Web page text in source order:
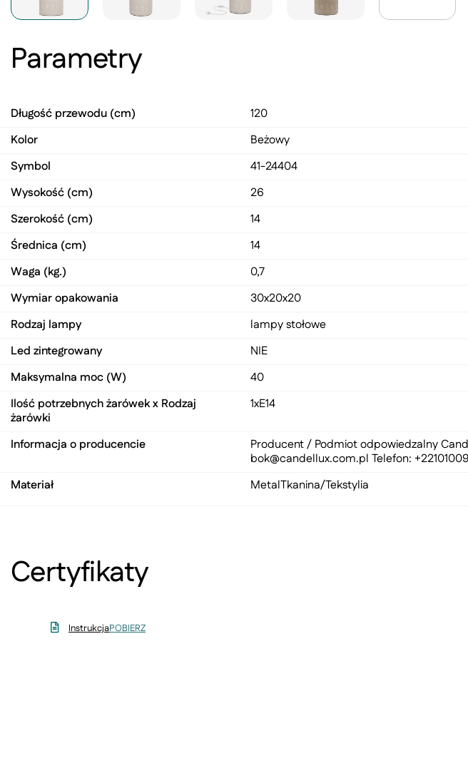
Parametry
Długość przewodu (cm)
120
Kolor
Beżowy
Symbol
41-24404
Wysokość (cm)
26
Szerokość (cm)
14
Średnica (cm)
14
Waga (kg.)
0,7
Wymiar opakowania
30x20x20
Rodzaj lampy
lampy stołowe
Led zintegrowany
NIE
Maksymalna moc (W)
40
Ilość potrzebnych żarówek x Rodzaj
żarówki
1xE14
Informacja o producencie
Producent / Podmiot odpowiedzalny
bok@candellux.com.pl Telefon:
Materiał
MetalTkanina/Tekstylia
Certyfikaty
InstrukcjaPOBIERZ